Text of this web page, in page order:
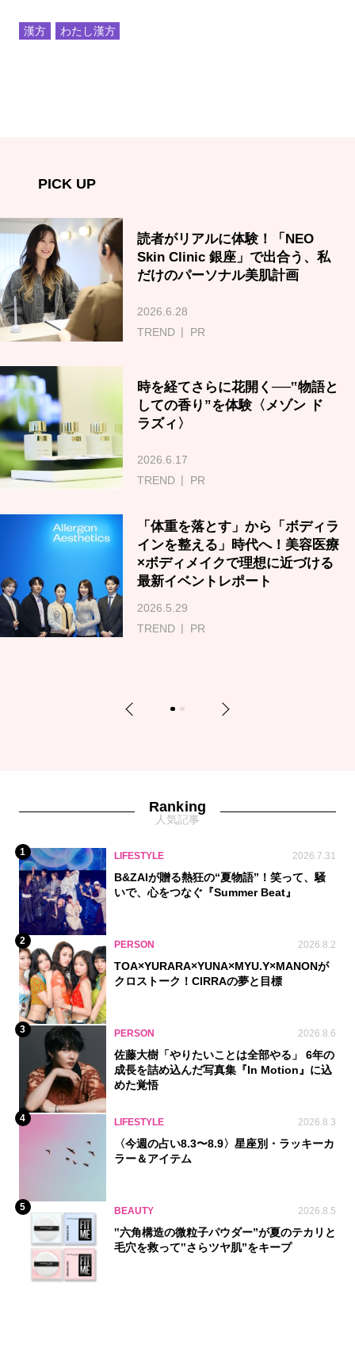
漢方 わたし漢方
PICK UP
読者がリアルに体験！「NEO
Skin Clinic 銀座」で出合う、私
だけのパーソナル美肌計画
2026.6.28
TREND
PR
時を経てさらに花開く──‟物語と
しての香り”を体験〈メゾン ド
ラズィ〉
2026.6.17
TREND
PR
「体重を落とす」から「ボディラ
インを整える」時代へ！美容医療
×ボディメイクで理想に近づける
最新イベントレポート
2026.5.29
TREND
PR
Previous 1 2 Next
Ranking
人気記事
1 LIFESTYLE 2026.7.31
B&ZAIが贈る熱狂の“夏物語”！笑って、騒
いで、心をつなぐ『Summer Beat』
2 PERSON 2026.8.2
TOA×YURARA×YUNA×MYU.Y×MANONが
クロストーク！CIRRAの夢と目標
3 PERSON 2026.8.6
佐藤大樹「やりたいことは全部やる」 6年の
成長を詰め込んだ写真集『In Motion』に込
めた覚悟
4 LIFESTYLE 2026.8.3
〈今週の占い8.3〜8.9〉星座別・ラッキーカ
ラー＆アイテム
5 BEAUTY 2026.8.5
‟六角構造の微粒子パウダー”が夏のテカリと
毛穴を救って‟さらツヤ肌”をキープ